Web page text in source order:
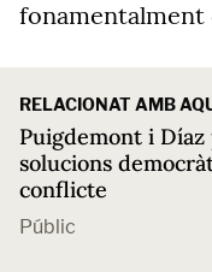
fonamentalment
RELACIONAT AMB
Puigdemont i
solucions
conflicte
Públic